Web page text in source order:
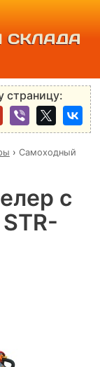
СКЛАДА
страницу:
› Самоходный
с